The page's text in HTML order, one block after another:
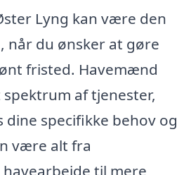
Lyng kan være den
når du ønsker at gøre
fristed. Havemænd
af tjenester,
dine specifikke behov og
være alt fra
til mere